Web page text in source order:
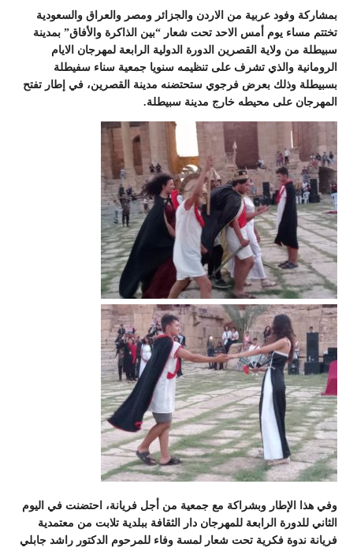
بمشاركة وفود عربية من الاردن والجزائر ومصر والعراق والسعودية
تختتم مساء يوم أمس الاحد تحت شعار “بين الذاكرة والأفاق” بمدينة
سبيطلة من ولاية القصرين الدورة الدولية الرابعة لمهرجان الايام
الرومانية والذي تشرف على تنظيمه سنويا جمعية سناء سفيطلة
بسبيطلة وذلك بعرض فرجوي ستحتضنه مدينة القصرين، في إطار تفتح
المهرجان على محيطه خارج مدينة سبيطلة.
وفي هذا الإطار وبشراكة مع جمعية من أجل فريانة، احتضنت في اليوم
الثاني للدورة الرابعة للمهرجان دار الثقافة ببلدية تلابت من معتمدية
فريانة ندوة فكرية تحت شعار لمسة وفاء للمرحوم الدكتور راشد جابلي